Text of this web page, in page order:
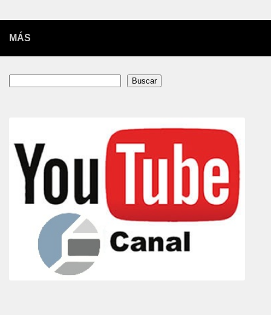
MÁS
Buscar